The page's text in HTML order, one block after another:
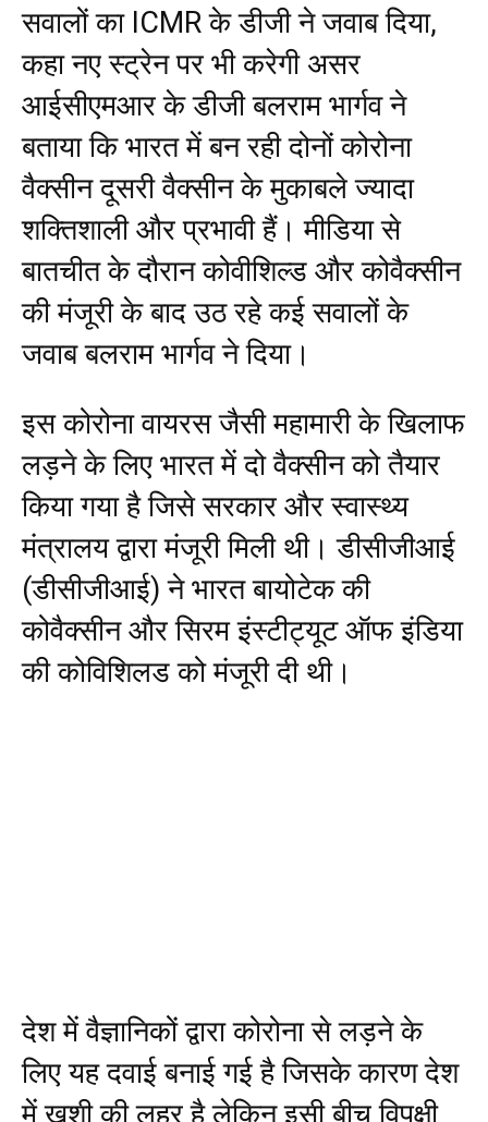
सवालों का ICMR के डीजी ने जवाब दिया,
कहा नए स्ट्रेन पर भी करेगी असर
आईसीएमआर के डीजी बलराम भार्गव ने
बताया कि भारत में बन रही दोनों कोरोना
वैक्सीन दूसरी वैक्सीन के मुकाबले ज्यादा
शक्तिशाली और प्रभावी हैं। मीडिया से
बातचीत के दौरान कोवीशिल्ड और कोवैक्सीन
की मंजूरी के बाद उठ रहे कई सवालों के
जवाब बलराम भार्गव ने दिया।
इस कोरोना वायरस जैसी महामारी के खिलाफ
लड़ने के लिए भारत में दो वैक्सीन को तैयार
किया गया है जिसे सरकार और स्वास्थ्य
मंत्रालय द्वारा मंजूरी मिली थी। डीसीजीआई
(डीसीजीआई) ने भारत बायोटेक की
कोवैक्सीन और सिरम इंस्टीट्यूट ऑफ इंडिया
की कोविशिलड को मंजूरी दी थी।
देश में वैज्ञानिकों द्वारा कोरोना से लड़ने के
लिए यह दवाई बनाई गई है जिसके कारण देश
में खुशी की लहर है लेकिन इसी बीच विपक्षी